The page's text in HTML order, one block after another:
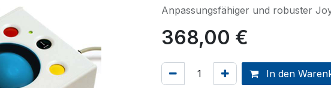
Anpassungsfähiger und robuster
368,00 €
In den